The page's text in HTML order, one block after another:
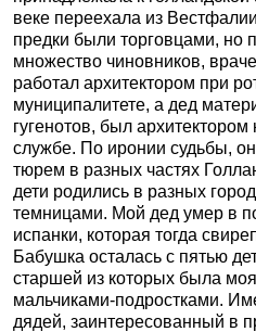
веке переехала из
предки были торговцами, но
множество чиновников,
работал архитектором при
муниципалитете, а дед
гугенотов, был архитектором
службе. По иронии судьбы,
тюрем в разных частях
дети родились в разных
темницами. Мой дед умер в
испанки, которая тогда
Бабушка осталась с пятью
старшей из которых была
мальчиками-подростками.
дядей, заинтересованный в